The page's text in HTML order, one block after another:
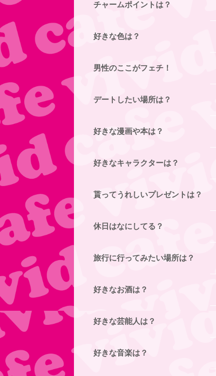
チャームポイントは？
好きな色は？
男性のここがフェチ！
デートしたい場所は？
好きな漫画や本は？
好きなキャラクターは？
貰ってうれしいプレゼントは？
休日はなにしてる？
旅行に行ってみたい場所は？
好きなお酒は？
好きな芸能人は？
好きな音楽は？